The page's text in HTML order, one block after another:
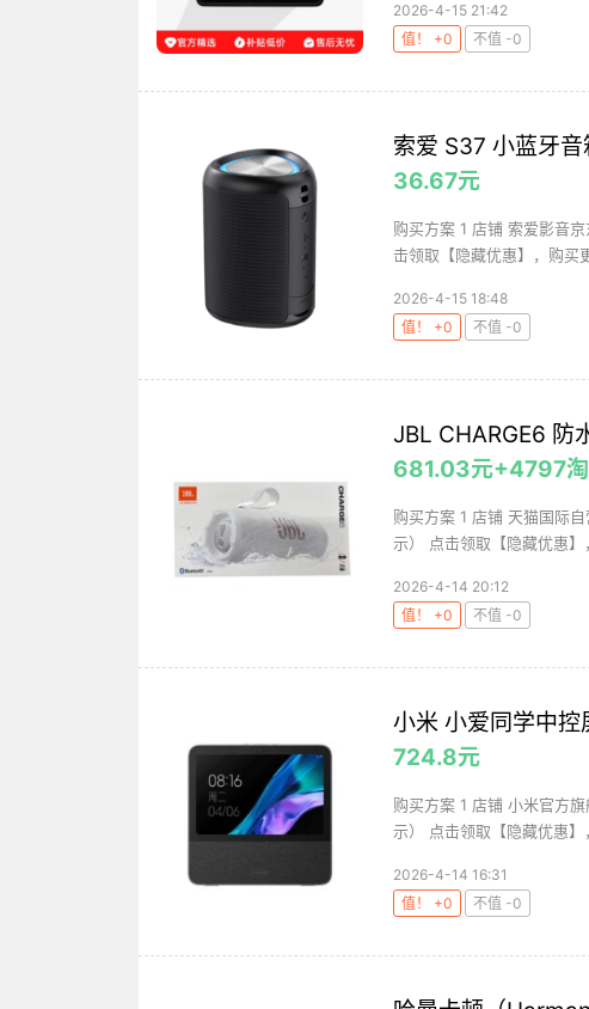
2026-4-15 21:42
值！ +0
不值 -0
索爱 S37 小蓝牙
36.67元
购买方案 1 店铺 索爱影音
击领取【隐藏优惠】，购买
2026-4-15 18:48
值！ +0
不值 -0
JBL CHARGE6 防
681.03元+4797
购买方案 1 店铺 天猫国际
示） 点击领取【隐藏优惠
2026-4-14 20:12
值！ +0
不值 -0
小米 小爱同学中控
724.8元
购买方案 1 店铺 小米官方
示） 点击领取【隐藏优惠
2026-4-14 16:31
值！ +0
不值 -0